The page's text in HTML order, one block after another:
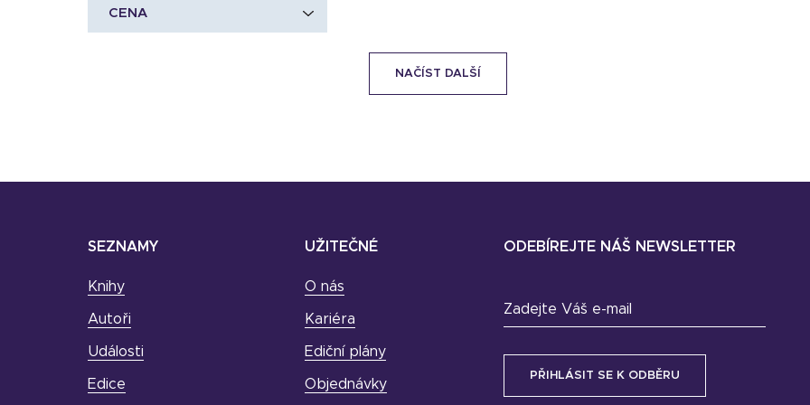
CENA
NAČÍST DALŠÍ
SEZNAMY
Knihy
Autoři
Události
Edice
UŽITEČNÉ
O nás
Kariéra
Ediční plány
Objednávky
ODEBÍREJTE NÁŠ NEWSLETTER
Zadejte Váš e-mail